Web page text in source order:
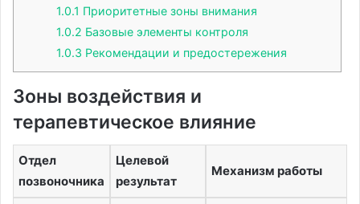
1.0.1 Приоритетные зоны внимания
1.0.2 Базовые элементы контроля
1.0.3 Рекомендации и предостережения
Зоны воздействия и
терапевтическое влияние
Отдел
позвоночника
Целевой
результат
Механизм работы